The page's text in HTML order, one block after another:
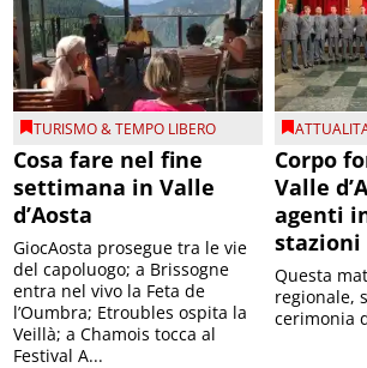
TURISMO & TEMPO LIBERO
Cosa fare nel fine
settimana in Valle
d’Aosta
GiocAosta prosegue tra le vie
del capoluogo; a Brissogne
entra nel vivo la Feta de
l’Oumbra; Etroubles ospita la
Veillà; a Chamois tocca al
Festival A...
Corpo
Valle
agenti
stazioni
Questa
regionale,
cerimonia